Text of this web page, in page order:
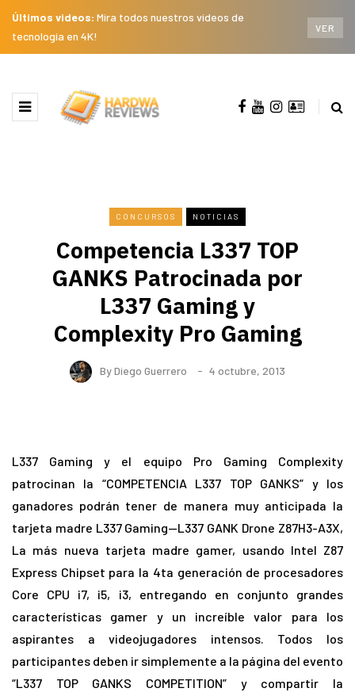
Últimos videos: Mira todos nuestros videos de
tecnología en 4K!
VER
CONCURSOS NOTICIAS
Competencia L337 TOP
GANKS Patrocinada por
L337 Gaming y
Complexity Pro Gaming
ByDiego Guerrero 4 octubre, 2013
L337 Gaming y el equipo Pro Gaming Complexity
patrocinan la “COMPETENCIA L337 TOP GANKS” y los
ganadores podrán tener de manera muy anticipada la
tarjeta madre L337 Gaming—L337 GANK Drone Z87H3-A3X,
La más nueva tarjeta madre gamer, usando Intel Z87
Express Chipset para la 4ta generación de procesadores
Core CPU i7, i5, i3, entregando en conjunto grandes
características gamer y un increíble valor para los
aspirantes a videojugadores intensos. Todos los
participantes deben ir simplemente a la página del evento
“L337 TOP GANKS COMPETITION” y compartir la